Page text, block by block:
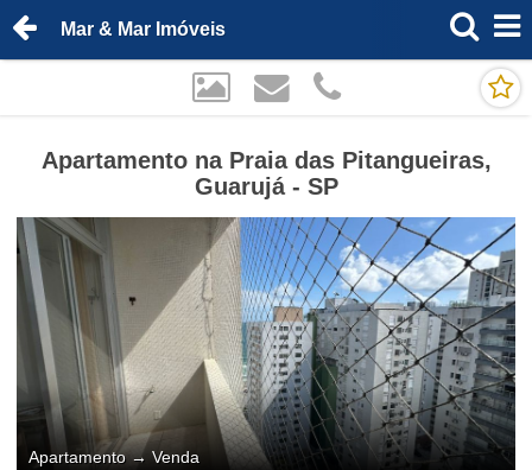
Mar & Mar Imóveis
Apartamento na Praia das Pitangueiras,
Guarujá - SP
Apartamento→ Venda